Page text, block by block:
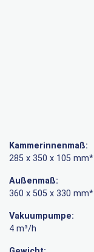
Kammerinnenmaß:
285 x 350 x 105 mm*
Außenmaß:
360 x 505 x 330 mm*
Vakuumpumpe:
4 m³/h